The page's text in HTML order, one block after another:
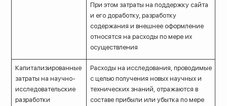
При этом затраты на поддержку сайта
и его доработку, разработку
содержания и внешнее оформление
относятся на расходы по мере их
осуществления
Капитализированные
затраты на научно-
исследовательские
разработки
Расходы на исследования, проводимые
с целью получения новых научных и
технических знаний, отражаются в
составе прибыли или убытка по мере